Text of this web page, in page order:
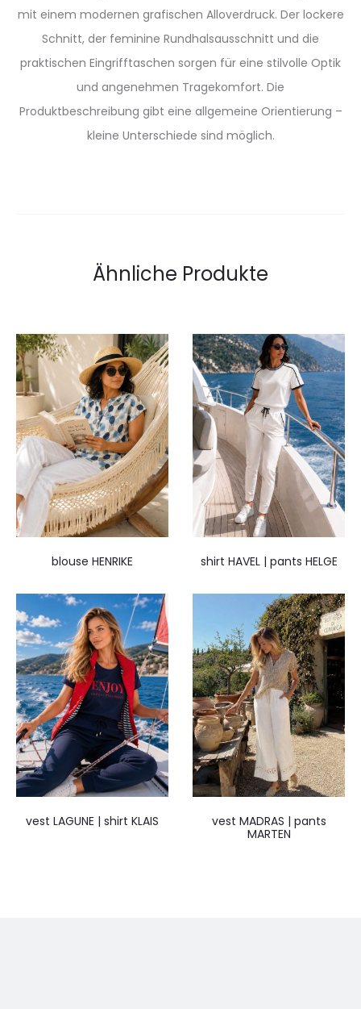
mit einem modernen grafischen Alloverdruck. Der lockere
Schnitt, der feminine Rundhalsausschnitt und die
praktischen Eingrifftaschen sorgen für eine stilvolle Optik
und angenehmen Tragekomfort. Die
Produktbeschreibung gibt eine allgemeine Orientierung –
kleine Unterschiede sind möglich.
Ähnliche Produkte
blouse HENRIKE shirt HAVEL | pants HELGE
vest LAGUNE | shirt KLAIS
vest MADRAS | pants
MARTEN